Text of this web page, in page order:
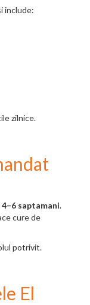
include:
zilnice.
4–6 saptamani.
cure de
potrivit.
El